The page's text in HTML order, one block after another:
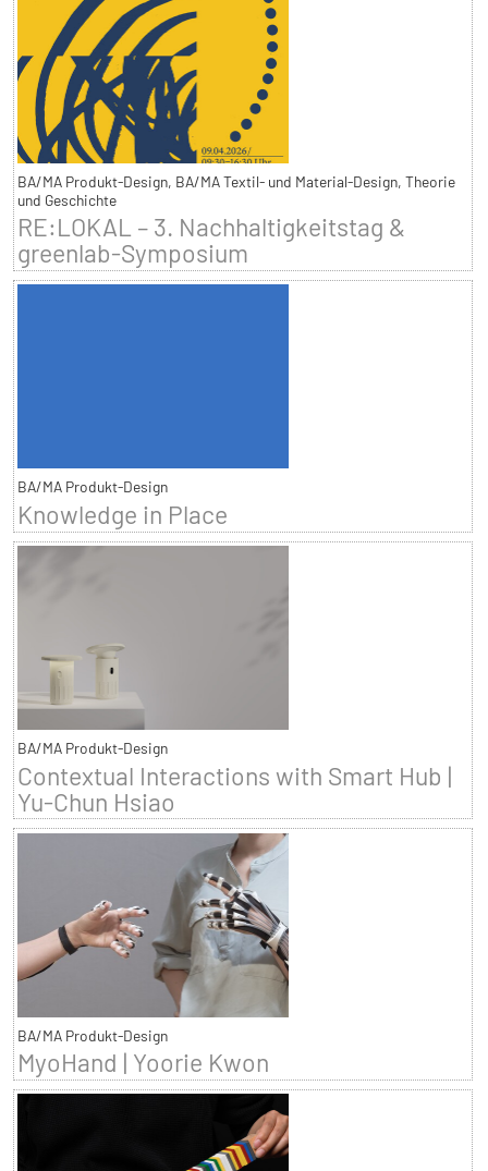
BA/MA Produkt-Design, BA/MA Textil- und Material-Design, Theorie
und Geschichte
RE:LOKAL – 3. Nachhaltigkeitstag &
greenlab-Symposium
BA/MA Produkt-Design
Knowledge in Place
BA/MA Produkt-Design
Contextual Interactions with Smart Hub |
Yu-Chun Hsiao
BA/MA Produkt-Design
MyoHand | Yoorie Kwon